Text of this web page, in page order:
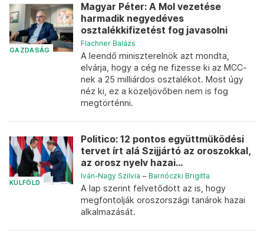
GAZDASÁG
Magyar Péter: A Mol vezetése
harmadik negyedéves
osztalékkifizetést fog javasolni
Flachner Balázs
A leendő miniszterelnök azt mondta,
elvárja, hogy a cég ne fizesse ki az MCC-
nek a 25 milliárdos osztalékot. Most úgy
néz ki, ez a közeljövőben nem is fog
megtörténni.
KÜLFÖLD
Politico: 12 pontos együttműködési
tervet írt alá Szijjártó az oroszokkal,
az orosz nyelv hazai...
Iván-Nagy Szilvia – Barnóczki Brigitta
A lap szerint felvetődött az is, hogy
megfontolják oroszországi tanárok hazai
alkalmazását.